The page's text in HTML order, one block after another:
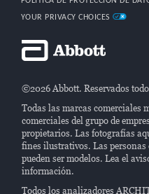
YOUR PRIVACY CHOICES
©2026 Abbott. Reservados
Todas las marcas comerciales
comerciales del grupo de
propietarios. Las fotografías
fines ilustrativos. Las personas
pueden ser modelos. Lea el
información.
Todos los analizadores